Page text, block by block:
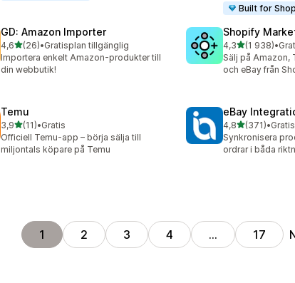
Built for
GD: Amazon Importer
4,6av 5 stjärnor
(26)
26 recensioner totalt
•Gratisplan tillgänglig
Importera enkelt Amazon-produkter till
din webbutik!
Shopify
4,3av 5 stjärnor
(1 938)
1938 •
Sälj på Amazon,
och eBay från
Temu
3,9av 5 stjärnor
(11)
11 recensioner totalt
•Gratis
Officiell Temu-app – börja sälja till
miljontals köpare på Temu
eBay
4,8av 5 stjärnor
(371)
371 recensioner
•
Synkronisera
ordrar i båda
1 2 3 4 … 17